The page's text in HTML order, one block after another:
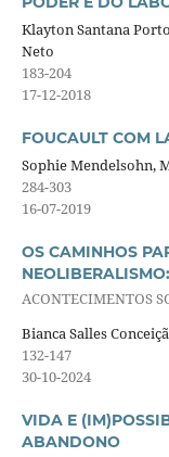
Klayton Santana
Neto
183-204
17-12-2018
FOUCAULT COM
Sophie Mendelsohn,
284-303
16-07-2019
OS CAMINHOS
NEOLIBERALISMO:
ACONTECIMENTOS
Bianca Salles
132-147
30-10-2024
VIDA E
ABANDONO